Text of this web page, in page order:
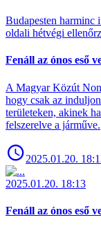
Budapesten harminc
oldali hétvégi
Fenáll az ónos eső
A Magyar Közút
hogy csak az
területeken, akinek
felszerelve a járműve.
2025.01.20.
2025.01.20. 18:13
Fenáll az ónos eső